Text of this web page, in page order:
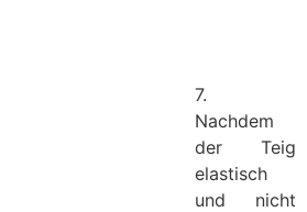
7.
Nachdem
der Teig
elastisch
und nicht